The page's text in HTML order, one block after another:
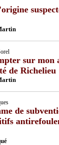
sur mon
de Richelieu
de